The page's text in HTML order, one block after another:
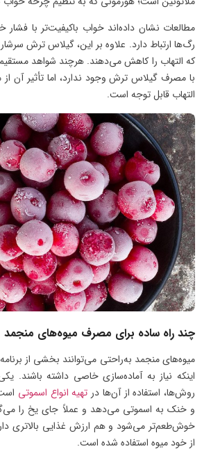
مطالعات نشان داده‌اند خواب باکیفیت‌تر با فشار
رگ‌ها ارتباط دارد. علاوه بر این، گیلاس ترش
که التهاب را کاهش می‌دهند. هرچند شواهد
با مصرف گیلاس ترش وجود ندارد، اما تأثیر آن
التهاب قابل توجه است.
چند راه ساده برای مصرف میوه‌های منجمد
میوه‌های منجمد به‌راحتی می‌توانند بخشی از
اینکه نیاز به آماده‌سازی خاصی داشته باشند.
روش‌ها، استفاده از آن‌ها در تهیه انواع اسموتی
و خنک به اسموتی می‌دهد و عملاً جای یخ را
خوش‌طعم‌تر می‌شود و هم ارزش غذایی بالاتری
از خود میوه استفاده شده است.